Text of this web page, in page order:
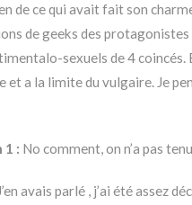
de ce qui avait fait son
de geeks des
sexuels de 4 coincés.
a la limite du vulgaire. Je
1 : No comment, on n’a pas
avais parlé , j’ai été assez